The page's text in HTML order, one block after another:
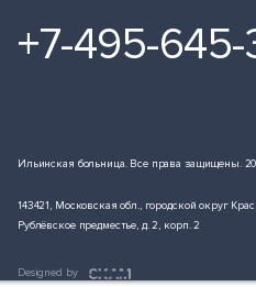
+7-495-645-
Ильинская больница. Все права защищены.
143421, Московская обл., городской округ
Рублёвское предместье, д. 2, корп. 2
Designed by